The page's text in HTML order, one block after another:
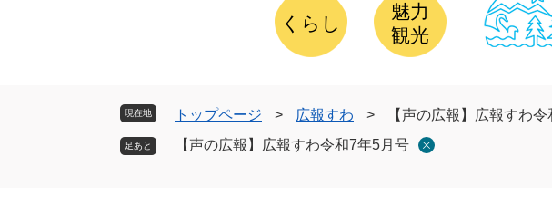
くらし
魅力
観光
現在地 トップページ > 広報すわ >
【声の広報】広報すわ
【声の広報】広報すわ令和7年5月号